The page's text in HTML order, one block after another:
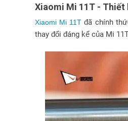
Xiaomi Mi 11T - Thiết
Xiaomi Mi 11T đã chính
thay đổi đáng kể của Mi